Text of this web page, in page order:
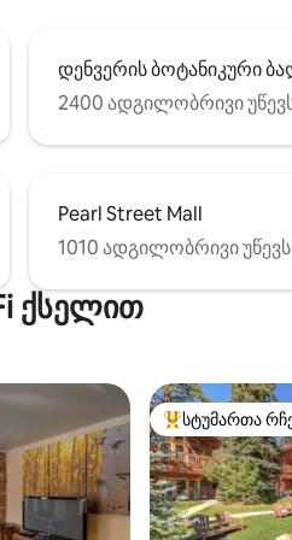
დენვერის ბოტანიკური
2400 ადგილობრივი
Pearl Street Mall
1010 ადგილობრივი
ქსელით
ვარიანტი სტუმართა
სტუმართა